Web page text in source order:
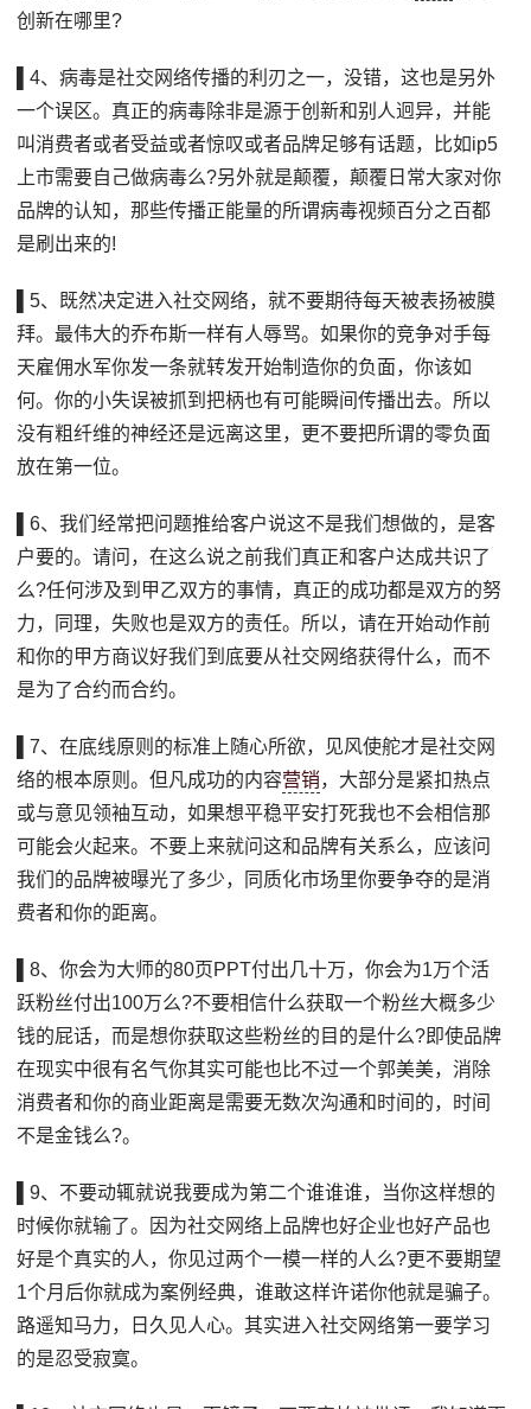
创新在哪里?
▌4、病毒是社交网络传播的利刃之一，没错，这也是另外
一个误区。真正的病毒除非是源于创新和别人迥异，并能
叫消费者或者受益或者惊叹或者品牌足够有话题，比如ip5
上市需要自己做病毒么?另外就是颠覆，颠覆日常大家对你
品牌的认知，那些传播正能量的所谓病毒视频百分之百都
是刷出来的!
▌5、既然决定进入社交网络，就不要期待每天被表扬被膜
拜。最伟大的乔布斯一样有人辱骂。如果你的竞争对手每
天雇佣水军你发一条就转发开始制造你的负面，你该如
何。你的小失误被抓到把柄也有可能瞬间传播出去。所以
没有粗纤维的神经还是远离这里，更不要把所谓的零负面
放在第一位。
▌6、我们经常把问题推给客户说这不是我们想做的，是客
户要的。请问，在这么说之前我们真正和客户达成共识了
么?任何涉及到甲乙双方的事情，真正的成功都是双方的努
力，同理，失败也是双方的责任。所以，请在开始动作前
和你的甲方商议好我们到底要从社交网络获得什么，而不
是为了合约而合约。
▌7、在底线原则的标准上随心所欲，见风使舵才是社交网
络的根本原则。但凡成功的内容营销，大部分是紧扣热点
或与意见领袖互动，如果想平稳平安打死我也不会相信那
可能会火起来。不要上来就问这和品牌有关系么，应该问
我们的品牌被曝光了多少，同质化市场里你要争夺的是消
费者和你的距离。
▌8、你会为大师的80页PPT付出几十万，你会为1万个活
跃粉丝付出100万么?不要相信什么获取一个粉丝大概多少
钱的屁话，而是想你获取这些粉丝的目的是什么?即使品牌
在现实中很有名气你其实可能也比不过一个郭美美，消除
消费者和你的商业距离是需要无数次沟通和时间的，时间
不是金钱么?。
▌9、不要动辄就说我要成为第二个谁谁谁，当你这样想的
时候你就输了。因为社交网络上品牌也好企业也好产品也
好是个真实的人，你见过两个一模一样的人么?更不要期望
1个月后你就成为案例经典，谁敢这样许诺你他就是骗子。
路遥知马力，日久见人心。其实进入社交网络第一要学习
的是忍受寂寞。